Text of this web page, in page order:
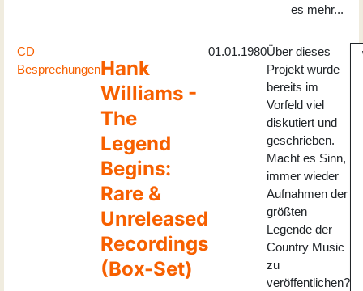
es mehr...
CD
BesprechungenHank
Williams -
The
Legend
Begins:
Rare &
Unreleased
Recordings
(Box-Set)
01.01.1980Über dieses
Projekt wurde
bereits im
Vorfeld viel
diskutiert und
geschrieben.
Macht es Sinn,
immer wieder
Aufnahmen der
größten
Legende der
Country Music
zu
veröffentlichen?